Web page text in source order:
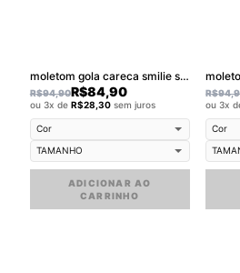
moletom gola careca smilie street
R$94,90R$84,90
ou 3x de R$28,30sem juros
ADICIONAR AO
CARRINHO
R$
ou 3x